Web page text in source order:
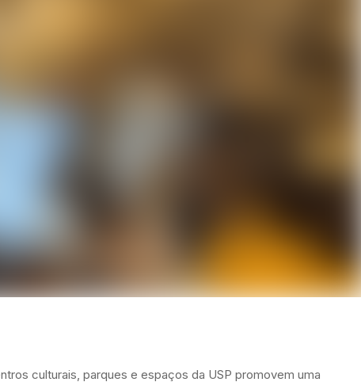
culturais, parques e espaços da USP promovem uma